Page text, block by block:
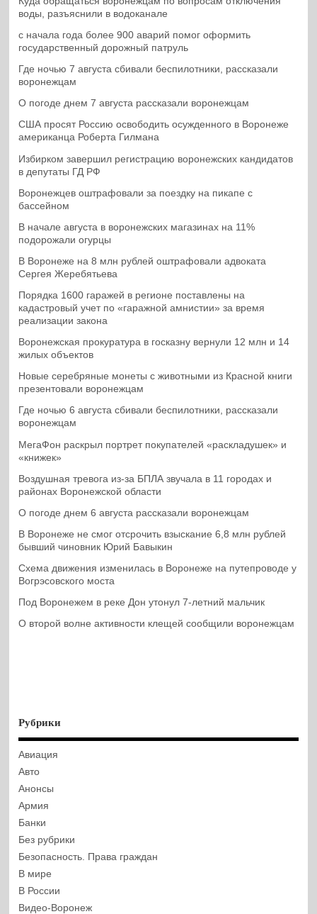
воды, разъяснили в водоканале
с начала года более 900 аварий помог оформить
государственный дорожный патруль
Где ночью 7 августа сбивали беспилотники, рассказали
воронежцам
О погоде днем 7 августа рассказали воронежцам
США просят Россию освободить осужденного в Воронеже
американца Роберта Гилмана
Избирком завершил регистрацию воронежских кандидатов
в депутаты ГД РФ
Воронежцев оштрафовали за поездку на пикапе с
бассейном
В начале августа в воронежских магазинах на 11%
подорожали огурцы
В Воронеже на 8 млн рублей оштрафовали адвоката
Сергея Жеребятьева
Порядка 1600 гаражей в регионе поставлены на
кадастровый учет по «гаражной амнистии» за время
реализации закона
Воронежская прокуратура в госказну вернули 12 млн и 14
жилых объектов
Новые серебряные монеты с животными из Красной книги
презентовали воронежцам
Где ночью 6 августа сбивали беспилотники, рассказали
воронежцам
МегаФон раскрыл портрет покупателей «раскладушек» и
«книжек»
Воздушная тревога из-за БПЛА звучала в 11 городах и
районах Воронежской области
О погоде днем 6 августа рассказали воронежцам
В Воронеже не смог отсрочить взыскание 6,8 млн рублей
бывший чиновник Юрий Бавыкин
Схема движения изменилась в Воронеже на путепроводе у
Вогрэсовского моста
Под Воронежем в реке Дон утонул 7-летний мальчик
О второй волне активности клещей сообщили воронежцам
Рубрики
Авиация
Авто
Анонсы
Армия
Банки
Без рубрики
Безопасность. Права граждан
В мире
В России
Видео-Воронеж